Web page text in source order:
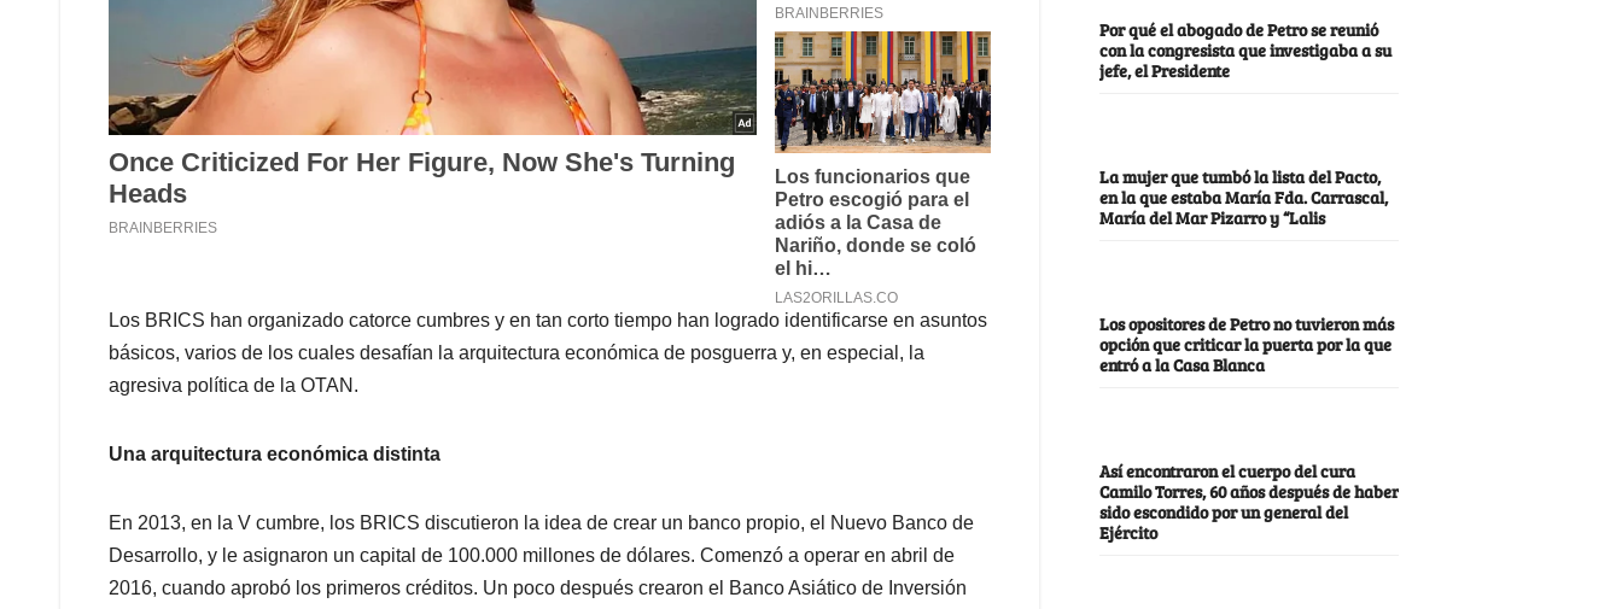
Los BRICS han organizado catorce cumbres y en tan corto tiempo han logrado identificarse en asuntos
básicos, varios de los cuales desafían la arquitectura económica de posguerra y, en especial, la
agresiva política de la OTAN.
Una arquitectura económica distinta
En 2013, en la V cumbre, los BRICS discutieron la idea de crear un banco propio, el Nuevo Banco de
Desarrollo, y le asignaron un capital de 100.000 millones de dólares. Comenzó a operar en abril de
2016, cuando aprobó los primeros créditos. Un poco después crearon el Banco Asiático de Inversión
Por qué el abogado de Petro se reunió
con la congresista que investigaba a su
jefe, el Presidente
La mujer que tumbó la lista del Pacto,
en la que estaba María Fda. Carrascal,
María del Mar Pizarro y “Lalis
Los opositores de Petro no tuvieron más
opción que criticar la puerta por la que
entró a la Casa Blanca
Así encontraron el cuerpo del cura
Camilo Torres, 60 años después de haber
sido escondido por un general del
Ejército